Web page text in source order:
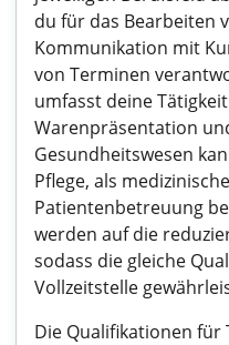
du für das Bearbeiten
Kommunikation mit
von Terminen
umfasst deine
Warenpräsentation
Gesundheitswesen
Pflege, als
Patientenbetreuung
werden auf die
sodass die gleiche
Vollzeitstelle
Die Qualifikationen für